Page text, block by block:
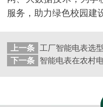
服务，助力绿色校园建
上一条
下一条